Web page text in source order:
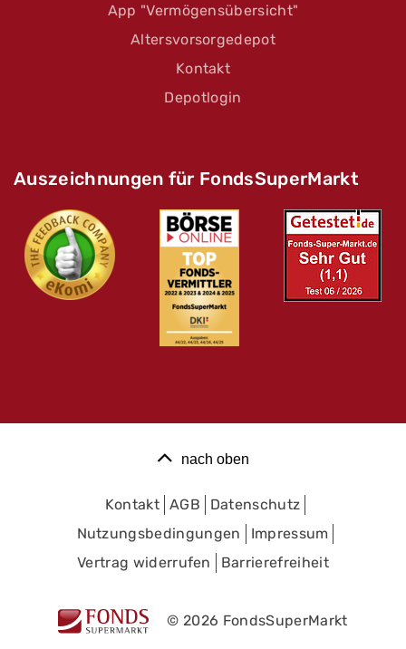
App "Vermögensübersicht"
Altersvorsorgedepot
Kontakt
Depotlogin
Auszeichnungen für FondsSuperMarkt
nach oben
Kontakt AGB
Datenschutz
Nutzungsbedingungen
Impressum
Vertrag widerrufen
Barrierefreiheit
© 2026 FondsSuperMarkt